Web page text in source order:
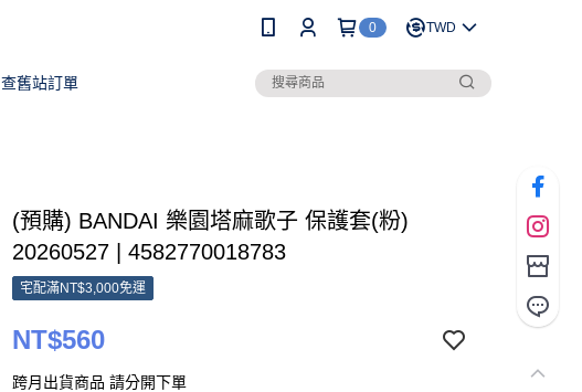
0 TWD
查舊站訂單
(預購) BANDAI 樂園塔麻歌子 保護套(粉)
20260527 | 4582770018783
宅配滿NT$3,000免運
NT$560
跨月出貨商品 請分開下單